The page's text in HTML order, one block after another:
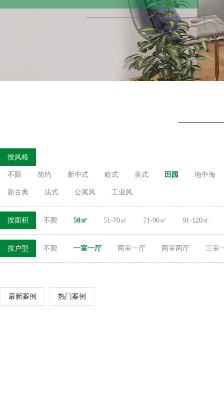
按风格
不限 简约 新中式 欧式 美式 田园 地中海
新古典 法式 公寓风 工业风
按面积 不限 50㎡ 51-70㎡ 71-90㎡ 91-120㎡
按户型 不限 一室一厅 两室一厅 两室两厅 三室
最新案例 热门案例